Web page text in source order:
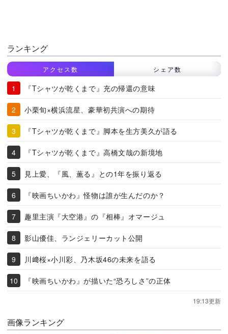
ランキング
アクセス数 シェア数
『Tシャツが乾くまで』充の帰還の意味
小栗旬×横浜流星、豪華初共演への期待
『Tシャツが乾くまで』脚本を生方美久が語る
『Tシャツが乾くまで』高橋文哉の新境地
見上愛、『風、薫る』との1年を振り返る
『映画ちいかわ』怪物は誰が生んだのか？
趣里主演『大空港』の『相棒』オマージュ
影山優佳、ランジェリーカット公開
川﨑桜×小川彩、乃木坂46の未来を語る
『映画ちいかわ』が描いた“恐ろしさ”の正体
19:13更新
画像ランキング